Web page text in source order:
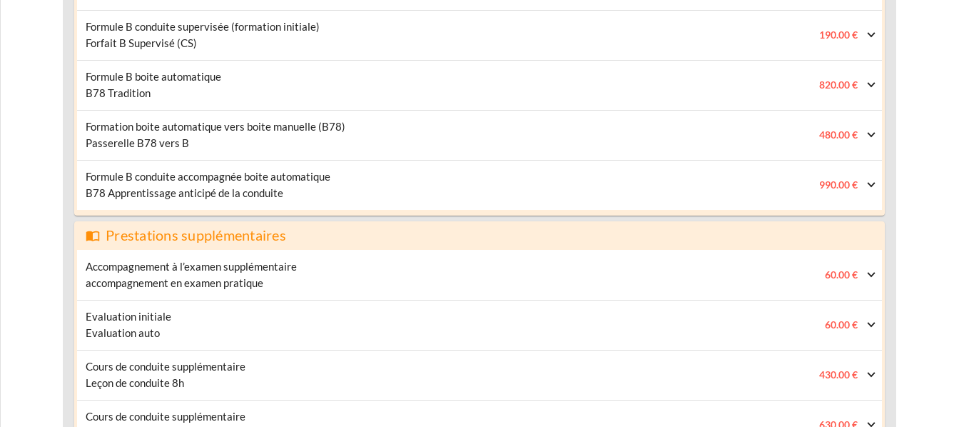
Formule B conduite supervisée (formation initiale)
Forfait B Supervisé (CS)
190.00 €
Formule B boite automatique
B78 Tradition
820.00 €
Formation boite automatique vers boite manuelle (B78)
Passerelle B78 vers B
480.00 €
Formule B conduite accompagnée boite automatique
B78 Apprentissage anticipé de la conduite
990.00 €
Prestations supplémentaires
Accompagnement à l’examen supplémentaire
accompagnement en examen pratique
60.00 €
Evaluation initiale
Evaluation auto
60.00 €
Cours de conduite supplémentaire
Leçon de conduite 8h
430.00 €
Cours de conduite supplémentaire
630.00 €